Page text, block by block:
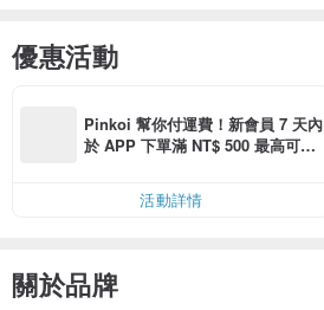
優惠活動
Pinkoi 幫你付運費！新會員 7 天內
於 APP 下單滿 NT$ 500 最高可折
活動詳情
關於品牌